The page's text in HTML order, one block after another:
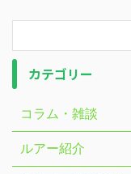
カテゴリー
コラム・雑談
ルアー紹介